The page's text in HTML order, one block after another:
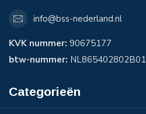
info@bss-nederland.nl
KVK nummer: 90675177
btw-nummer: NL865402802B01
Categorieën